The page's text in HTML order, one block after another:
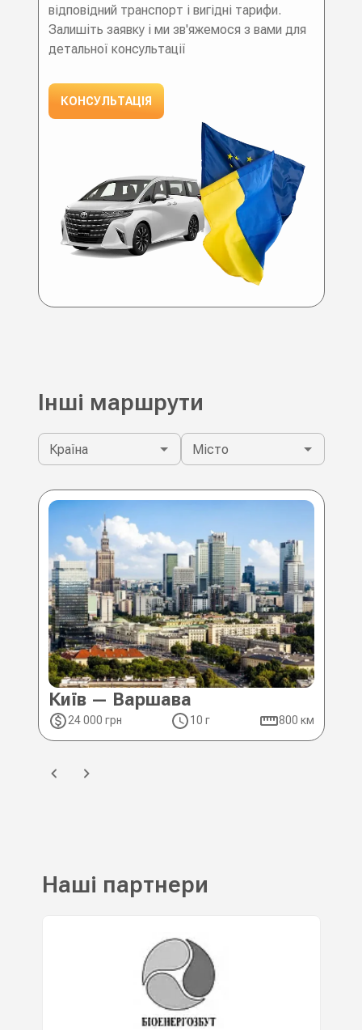
відповідний транспорт і вигідні тарифи.
Залишіть заявку і ми зв'яжемося з вами для
детальної консультації
КОНСУЛЬТАЦІЯ
Інші маршрути
Країна Місто
Київ — Варшава
24 000 грн 10 г 800 км
Наші партнери